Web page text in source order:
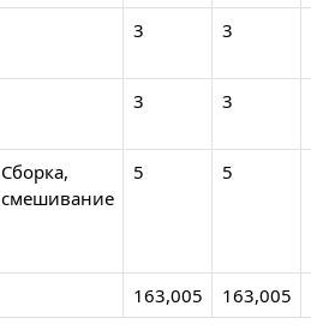
3 3
3 3
Сборка,
смешивание
5 5
163,005 163,005